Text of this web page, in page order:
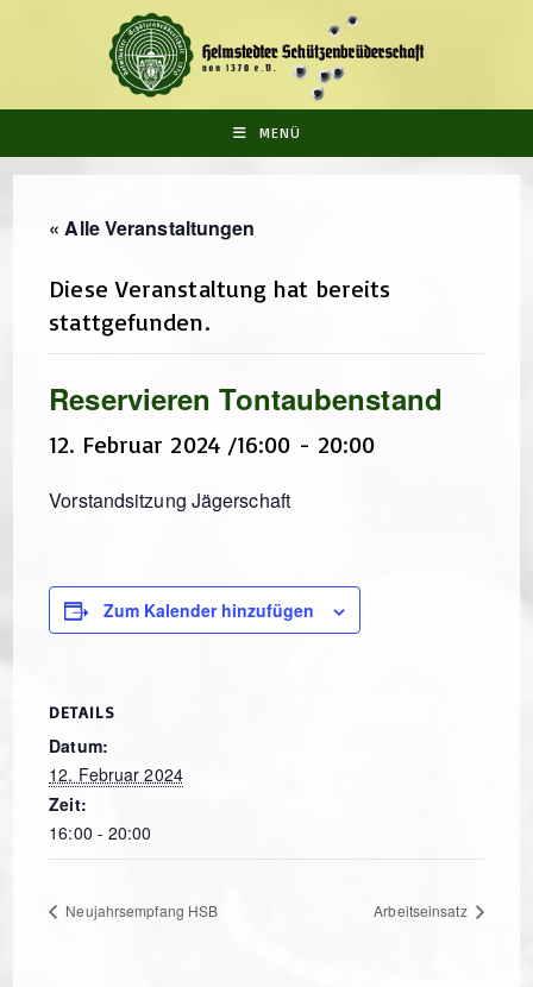
MENÜ
« Alle Veranstaltungen
Diese Veranstaltung hat bereits
stattgefunden.
Reservieren Tontaubenstand
12. Februar 2024 /16:00 - 20:00
Vorstandsitzung Jägerschaft
Zum Kalender hinzufügen
DETAILS
Datum:
12. Februar 2024
Zeit:
16:00 - 20:00
Neujahrsempfang HSB Arbeitseinsatz